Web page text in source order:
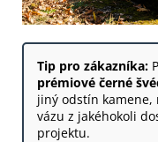
Tip pro zákazníka:
prémiové černé
jiný odstín kamene,
vázu z jakéhokoli
projektu.